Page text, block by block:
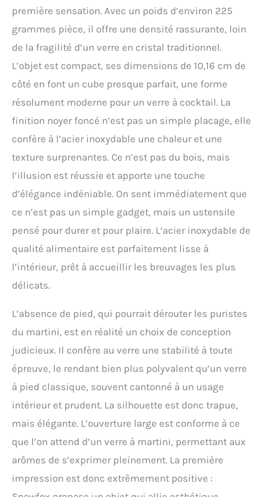
temps à boire dans nos
verres élégants, car ils
gardent les cocktails à des
températures inférieures
au point de congélation
jusqu'à la toute dernière
gorgée. Un cadeau célèbre
Shaker à cocktail
boissons mélangées : son
look beau et robuste ne
attrait : la construction à
double paroi isolée sous
vide de notre shaker à
cocktail de 650 ml le rend
facile à utiliser tout en
fabriquant tous vos
cocktails préférés. Les
boissons restent froides
reste chaude et sèche
vos amis et votre famille.
Les joints modernes et
élégants empêchent les
fuites et empêchent le
qu'un doseur pratique et
une passoire intégrée
vous permettent de verser
comme un pro. Cheers
Profitez du shake : c'est
notre devise car c'est
tellement amusant
d'utiliser des outils de
fabrication de boissons
de haute qualité. Il se sent
bien dans vos mains, que
première sensation. Avec un poids d’environ 225
grammes pièce, il offre une densité rassurante, loin
de la fragilité d’un verre en cristal traditionnel.
L’objet est compact, ses dimensions de 10,16 cm de
côté en font un cube presque parfait, une forme
résolument moderne pour un verre à cocktail. La
finition noyer foncé n’est pas un simple placage, elle
confère à l’acier inoxydable une chaleur et une
texture surprenantes. Ce n’est pas du bois, mais
l’illusion est réussie et apporte une touche
d’élégance indéniable. On sent immédiatement que
ce n’est pas un simple gadget, mais un ustensile
pensé pour durer et pour plaire. L’acier inoxydable de
qualité alimentaire est parfaitement lisse à
l’intérieur, prêt à accueillir les breuvages les plus
délicats.
L’absence de pied, qui pourrait dérouter les puristes
du martini, est en réalité un choix de conception
judicieux. Il confère au verre une stabilité à toute
épreuve, le rendant bien plus polyvalent qu’un verre
à pied classique, souvent cantonné à un usage
intérieur et prudent. La silhouette est donc trapue,
mais élégante. L’ouverture large est conforme à ce
que l’on attend d’un verre à martini, permettant aux
arômes de s’exprimer pleinement. La première
impression est donc extrêmement positive :